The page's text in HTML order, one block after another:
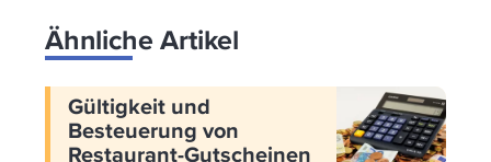
Ähnliche Artikel
Gültigkeit und
Besteuerung von
Restaurant-Gutscheinen